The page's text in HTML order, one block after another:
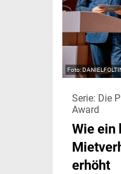
Serie: Die
Award
Wie ein
erhöht